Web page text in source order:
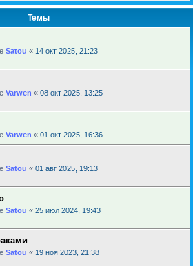
Темы
Satou « 14 окт 2025, 21:23
Varwen « 08 окт 2025, 13:25
Varwen « 01 окт 2025, 16:36
Satou « 01 авг 2025, 19:13
Satou « 25 июл 2024, 19:43
Satou « 19 ноя 2023, 21:38